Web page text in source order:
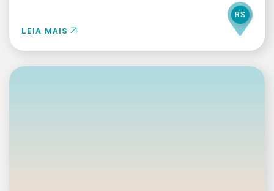
LEIA MAIS
RS